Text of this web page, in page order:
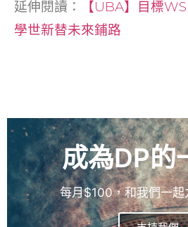
延伸閱讀：
【UBA】目標
學世新替未來鋪路
成為DP的
每月$100，和我們一起